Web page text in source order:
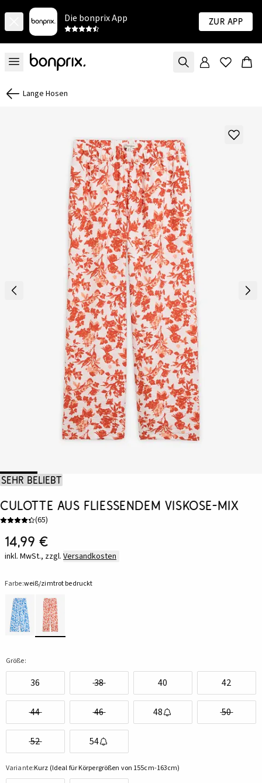
Die bonprix App Zur App
Lange Hosen
Sehr beliebt
Culotte aus fließendem Viskose-Mix
(65)
14,99 €
inkl. MwSt., zzgl. Versandkosten
Farbe: weiß/zimtrot bedruckt
Größe:
36 38 40 42
44 46 48 50
52 54
Variante:Kurz (Ideal für Körpergrößen von 155cm-163cm)